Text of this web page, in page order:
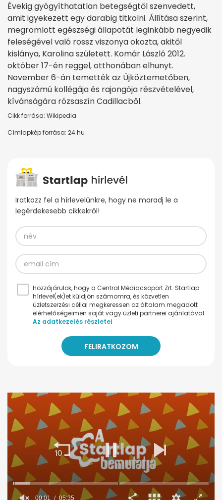
Évekig gyógyíthatatlan betegségtől szenvedett,
amit igyekezett egy darabig titkolni. Állítása szerint,
megromlott egészségi állapotát leginkább negyedik
feleségével való rossz viszonya okozta, akitől
kislánya, Karolina született. Komár László 2012.
október 17-én reggel, otthonában elhunyt.
November 6-án temették az Újköztemetőben,
nagyszámú kollégája és rajongója részvételével,
kívánságára rózsaszín Cadillacből.
Cikk forrása: Wikipedia
Címlapkép forrása: 24.hu
Iratkozz fel a hírlevelünkre, hogy ne maradj le a
legérdekesebb cikkekről!
Hozzájárulok, hogy a Central Médiacsoport Zrt. Startlap
hírlevel(ek)et küldjön számomra, és közvetlen
üzletszerzési céllal megkeressen az általam megadott
elérhetőségeimen saját vagy üzleti partnerei ajánlatával.
Az adatkezelés részletei
00:02 05:35